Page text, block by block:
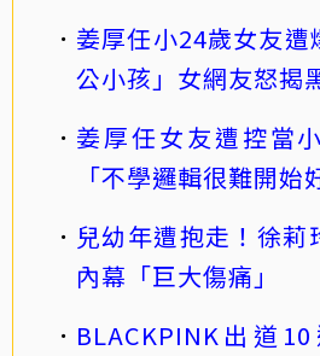
姜厚任小24歲女友遭
公小孩」女網友怒揭
姜厚任女友遭控當
「不學邏輯很難開始
兒幼年遭抱走！徐莉
內幕「巨大傷痛」
BLACKPINK出道